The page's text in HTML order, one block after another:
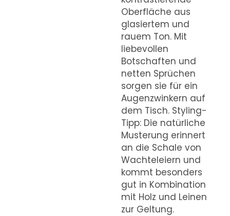
Oberfläche aus
glasiertem und
rauem Ton. Mit
liebevollen
Botschaften und
netten Sprüchen
sorgen sie für ein
Augenzwinkern auf
dem Tisch. Styling-
Tipp: Die natürliche
Musterung erinnert
an die Schale von
Wachteleiern und
kommt besonders
gut in Kombination
mit Holz und Leinen
zur Geltung.